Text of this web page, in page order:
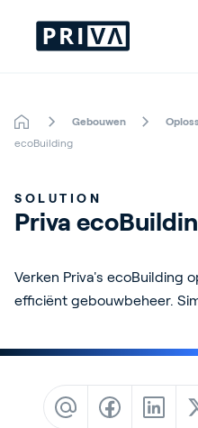
Indoor
Over Priva
Careers
Contact
Gebouwen
ecoBuilding
SOLUTION
Priva
Verken Priva's ecoBuilding
efficiënt gebouwbeheer.